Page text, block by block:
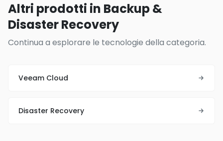
Altri prodotti in Backup &
Disaster Recovery
Continua a esplorare le tecnologie della categoria.
Veeam Cloud
Disaster Recovery